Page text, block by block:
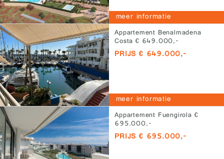
meer informatie
Appartement Benalmadena
Costa € 649.000,-
PRIJS € 649.000,-
meer informatie
Appartement Fuengirola €
695.000,-
PRIJS € 695.000,-